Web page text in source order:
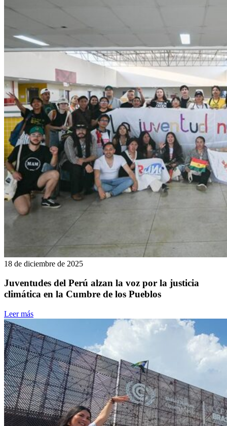
18 de diciembre de 2025
Juventudes del Perú alzan la voz por la justicia
climática en la Cumbre de los Pueblos
Leer más